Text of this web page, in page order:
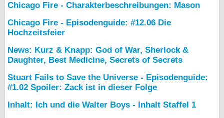
Chicago Fire - Charakterbeschreibungen: Mason
Chicago Fire - Episodenguide: #12.06 Die
Hochzeitsfeier
News: Kurz & Knapp: God of War, Sherlock &
Daughter, Best Medicine, Secrets of Secrets
Stuart Fails to Save the Universe - Episodenguide:
#1.02 Spoiler: Zack ist in dieser Folge
Inhalt: Ich und die Walter Boys - Inhalt Staffel 1